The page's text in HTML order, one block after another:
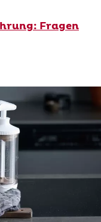
Fragen